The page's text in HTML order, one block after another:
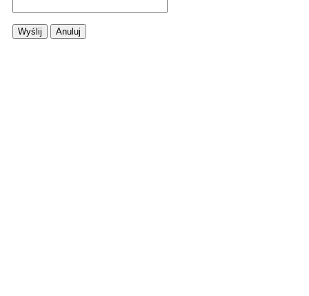
Wyślij Anuluj